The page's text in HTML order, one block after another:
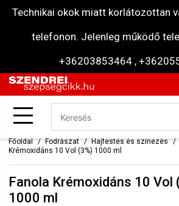
Technikai okok miatt korlátozottan
telefonon. Jelenleg működő
+36203853464 ,
Főoldal Fodrászat Hajfestés és színezés
Krémoxidáns 10 Vol (3%) 1000 ml
Fanola Krémoxidáns 10 Vol
1000 ml